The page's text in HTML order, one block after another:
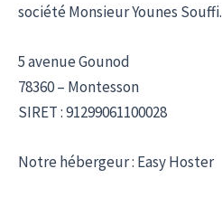
société Monsieur Younes Souffi.
5 avenue Gounod
78360 – Montesson
SIRET : 91299061100028
Notre hébergeur : Easy Hoster